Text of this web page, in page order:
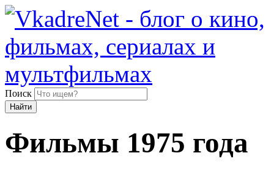
Поиск
Найти
Фильмы 1975 года